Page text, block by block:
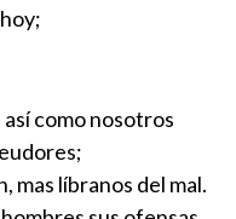
como nosotros
mas líbranos del mal.